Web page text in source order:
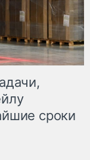
сроки